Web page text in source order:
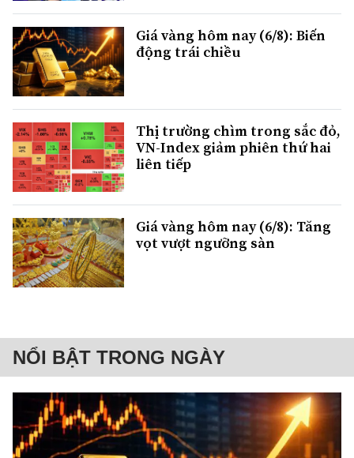
Giá vàng hôm nay (6/8): Biến
động trái chiều
Thị trường chìm trong sắc đỏ,
VN-Index giảm phiên thứ hai
liên tiếp
Giá vàng hôm nay (6/8): Tăng
vọt vượt ngưỡng sàn
NỔI BẬT TRONG NGÀY